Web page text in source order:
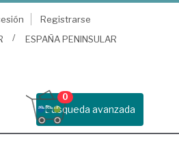
Registrarse
ESPAÑA PENINSULAR
Busqueda avanzada
0